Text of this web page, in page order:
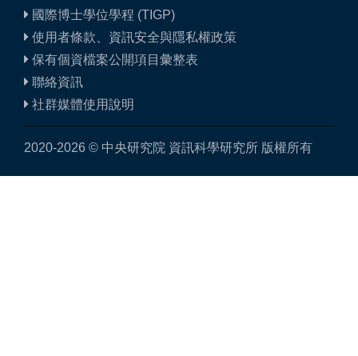
國際博士學位學程 (TIGP)
使用者條款、資訊安全與隱私權政策
保有個資檔案公開項目彙整表
聯絡資訊
社群媒體使用說明
2020-2026 © 中央研究院 資訊科學研究所 版權所有